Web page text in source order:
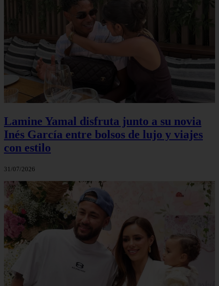
Lamine Yamal disfruta junto a su novia
Inés García entre bolsos de lujo y viajes
con estilo
31/07/2026